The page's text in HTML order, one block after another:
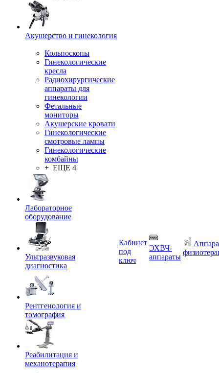
Акушерство и гинекология
Кольпоскопы
Гинекологические
кресла
Радиохирургические
аппараты для
гинекологии
Фетальные
мониторы
Акушерские кровати
Гинекологические
смотровые лампы
Гинекологические
комбайны
+ ЕЩЕ 4
Лабораторное
оборудование
Ультразвуковая
диагностика
Рентгенология и
томография
Реабилитация и
механотерапия
Кабинет
под
ключ
ЭХВЧ-
аппараты